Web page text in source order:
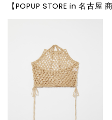
【POPUP STORE in 名古屋